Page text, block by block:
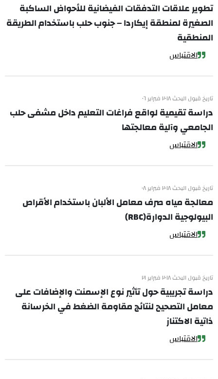
تطوير علاقات التدفقات الفيضانية للأحواض الساكبة
الصغيرة لمنطقة إيكاردا – جنوب حلب باستخدام الطريقة
المنطقية
الاقتباس
تاريخ قبول البحث ٢٠١٨ فبراير ٠٦
دراسة تقيمية لواقع فراغات التعليم داخل مشفى حلب
الجامعي وآلية معالجتها
الاقتباس
تاريخ قبول البحث ٢٠١٨ فبراير ٠٨
معالجة مياه صرف معامل الألبان باستخدام الأقراص
البيولوجية الدوارة(RBC)
الاقتباس
تاريخ قبول البحث ٢٠١٨ فبراير ٢١
دراسة تجريبية حول تأثير نوع الإسمنت والإضافات على
معامل التصحيح لنتائج مقاومة الضغط في الخرسانة
ذاتية الاكتناز
الاقتباس